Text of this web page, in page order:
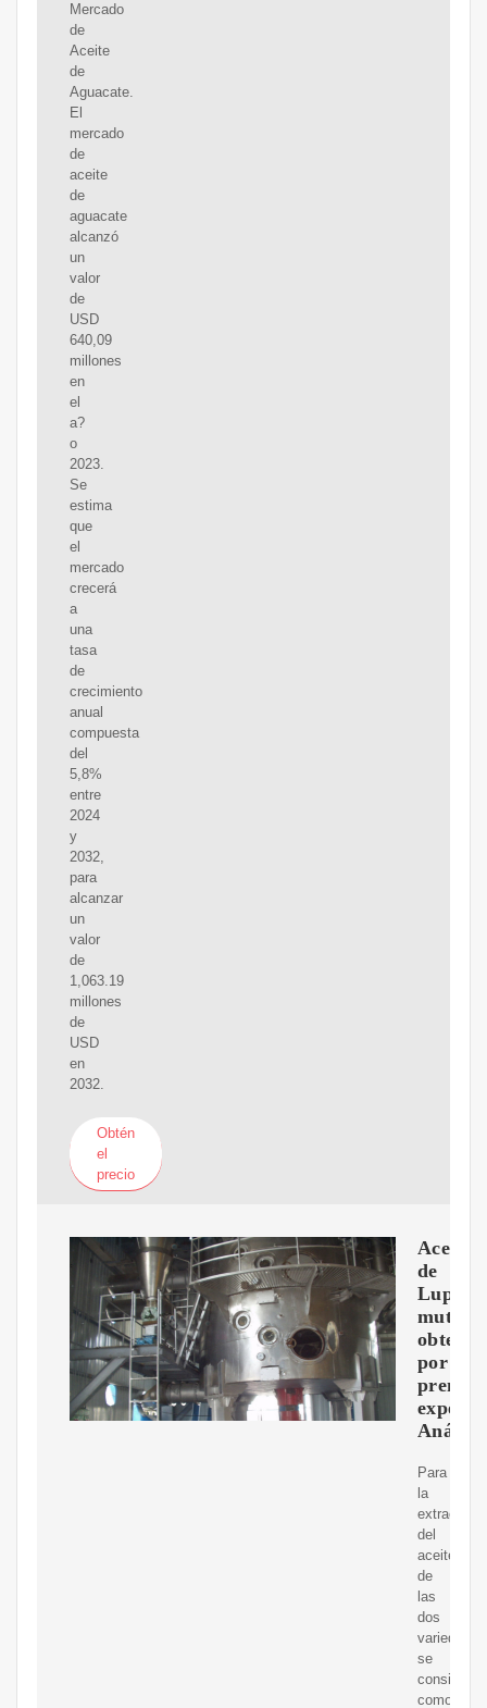
Mercado
de
Aceite
de
Aguacate.
El
mercado
de
aceite
de
aguacate
alcanzó
un
valor
de
USD
640,09
millones
en
el
a?
o
2023.
Se
estima
que
el
mercado
crecerá
a
una
tasa
de
crecimiento
anual
compuesta
del
5,8%
entre
2024
y
2032,
para
alcanzar
un
valor
de
1,063.19
millones
de
USD
en
2032.
Obtén
el
precio
Aceite
de
por
prensa
Análisis
Para
la
extracción
del
aceite
de
las
dos
se
como